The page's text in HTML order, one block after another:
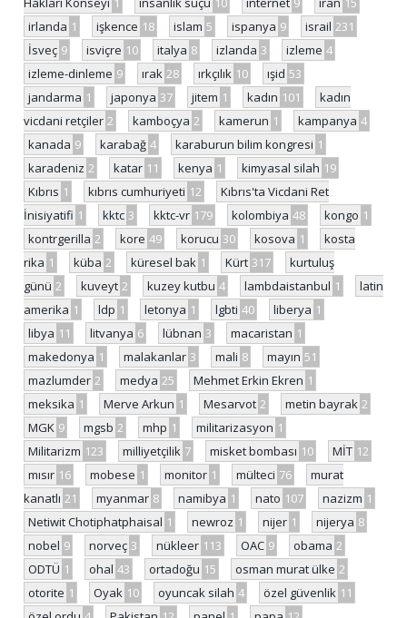
irlanda 1 işkence 18 islam 5 ispanya 9 israil 231
İsveç 9 isviçre 10 italya 8 izlanda 3 izleme 4
izleme-dinleme 9 ırak 28 ırkçılık 10 ışid 53
jandarma 1 japonya 37 jitem 1 kadın 101
kadın
vicdani retçiler 2 kamboçya 2 kamerun 1 kampanya 4
kanada 9 karabağ 4 karaburun bilim kongresi 1
karadeniz 2 katar 11 kenya 1 kimyasal silah 19
Kıbrıs 1 kıbrıs cumhuriyeti 12
Kıbrıs'ta Vicdani Ret
İnisiyatifi 1 kktc 3 kktc-vr 179 kolombiya 48 kongo 1
kontrgerilla 2 kore 49 korucu 30 kosova 1
kosta
rika 1 küba 2 küresel bak 1 Kürt 317
kurtuluş
günü 2 kuveyt 2 kuzey kutbu 4 lambdaistanbul 1
latin
amerika 1 ldp 1 letonya 1 lgbti 40 liberya 1
libya 11 litvanya 6 lübnan 3 macaristan 1
makedonya 1 malakanlar 3 mali 8 mayın 51
mazlumder 2 medya 25 Mehmet Erkin Ekren 1
meksika 1 Merve Arkun 1 Mesarvot 2 metin bayrak 2
MGK 9 mgsb 2 mhp 1 militarizasyon 1
Militarizm 123 milliyetçilik 7 misket bombası 10 MİT 12
mısır 16 mobese 1 monitor 1 mülteci 76
murat
kanatlı 21 myanmar 8 namibya 1 nato 107 nazizm 1
Netiwit Chotiphatphaisal 1 newroz 1 nijer 1 nijerya 8
nobel 9 norveç 3 nükleer 113 OAC 9 obama 2
ODTÜ 1 ohal 43 ortadoğu 15 osman murat ülke 2
otorite 1 Oyak 10 oyuncak silah 4 özel güvenlik 11